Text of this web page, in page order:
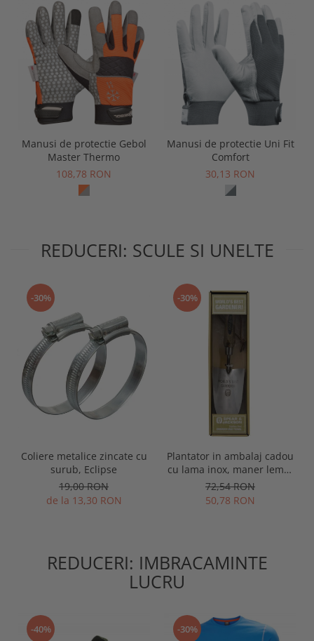
Manusi de protectie Gebol
Master Thermo
108,78 RON
Manusi de protectie Uni Fit
Comfort
30,13 RON
REDUCERI: SCULE SI UNELTE
-30%
Coliere metalice zincate cu
surub, Eclipse
19,00 RON
de la 13,30 RON
-30%
Plantator in ambalaj cadou
cu lama inox, maner lemn,
gravat World's Best
Gardener, Spear & Jackson
72,54 RON
50,78 RON
REDUCERI: IMBRACAMINTE
LUCRU
-40% -30%